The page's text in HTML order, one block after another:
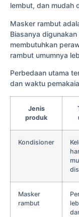
lembut, dan mudah
Masker rambut
Biasanya
membutuhkan
rambut umumnya
Perbedaan utama
dan waktu
Jenis
produk
Kondisioner
Masker
rambut